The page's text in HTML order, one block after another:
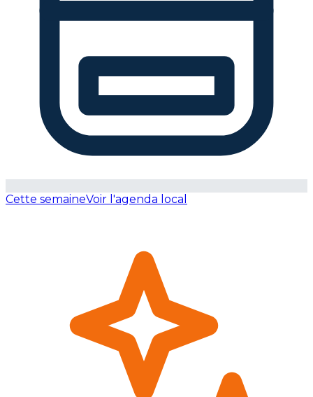
Cette semaineVoir l'agenda local